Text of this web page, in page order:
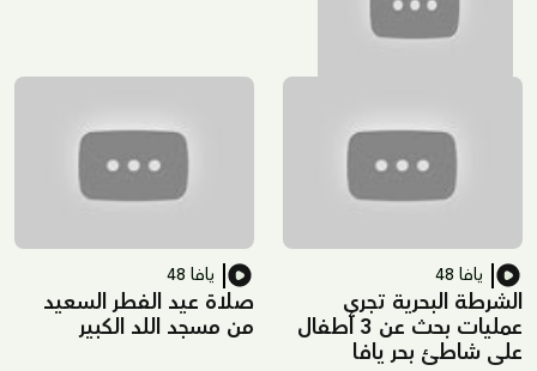
يافا 48
الشرطة البحرية تجري
عمليات بحث عن 3 أطفال
على شاطئ بحر يافا
يافا 48
صلاة عيد الفطر السعيد
من مسجد اللد الكبير